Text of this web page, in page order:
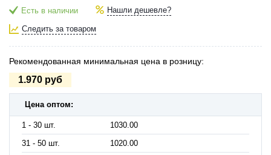
Есть в наличии Нашли дешевле?
Следить за товаром
Рекомендованная минимальная цена в розницу:
1.970 руб
Цена оптом:
1 - 30 шт.
1030.00
31 - 50 шт.
1020.00